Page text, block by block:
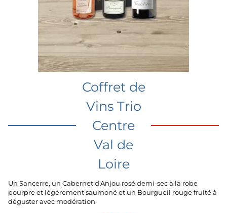
Coffret de
Vins Trio
Centre
Val de
Loire
Un Sancerre, un Cabernet d'Anjou rosé demi-sec à la robe
pourpre et légèrement saumoné et un Bourgueil rouge fruité à
déguster avec modération